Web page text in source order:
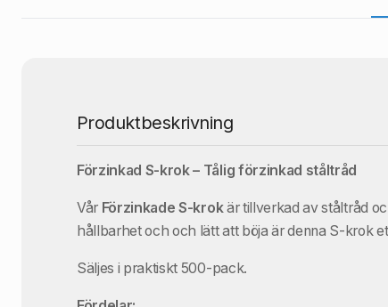
Produktbeskrivning
Förzinkad S-krok – Tålig förzinkad ståltråd
Vår Förzinkade S-krokär tillverkad av ståltråd
hållbarhet och och lätt att böja är denna S-krok
Säljes i praktiskt 500-pack.